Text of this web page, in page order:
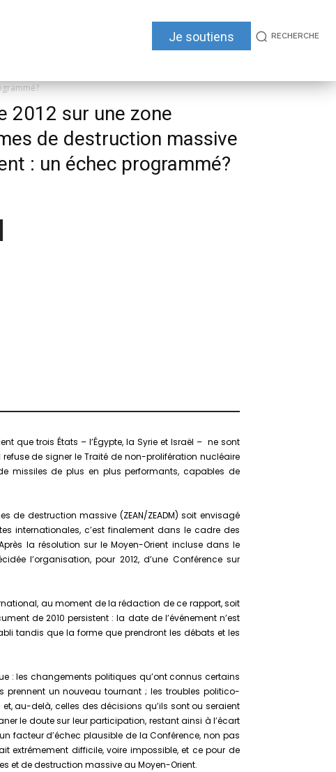
Je soutiens RECHERCHE
2012 sur une zone
de destruction massive
: un échec programmé?
que trois États – l’Égypte, la Syrie et Israël – ne sont
de signer le Traité de non-prolifération nucléaire
missiles de plus en plus performants, capables de
destruction massive (ZEAN/ZEADM) soit envisagé
internationales, c’est finalement dans le cadre des
la résolution sur le Moyen-Orient incluse dans le
l’organisation, pour 2012, d’une Conférence sur
au moment de la rédaction de ce rapport, soit
de 2010 persistent : la date de l’événement n’est
tandis que la forme que prendront les débats et les
: les changements politiques qu’ont connus certains
un nouveau tournant ; les troubles politico-
au-delà, celles des décisions qu’ils sont ou seraient
le doute sur leur participation, restant ainsi à l’écart
facteur d’échec plausible de la Conférence, non pas
extrêmement difficile, voire impossible, et ce pour de
et de destruction massive au Moyen-Orient.